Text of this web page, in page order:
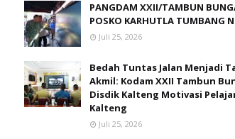
PANGDAM XXII/TAMBUN
POSKO KARHUTLA TUMBANG
Juli 25, 2026
Bedah Tuntas Jalan Menjadi
Akmil: Kodam XXII Tambun
Disdik Kalteng Motivasi
Kalteng
Juli 25, 2026